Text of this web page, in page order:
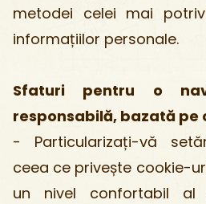
metodei celei mai
informațiilor personale.
Sfaturi pentru o
responsabilă, bazată pe
- Particularizați-vă
ceea ce privește cookie-
un nivel confortabil al